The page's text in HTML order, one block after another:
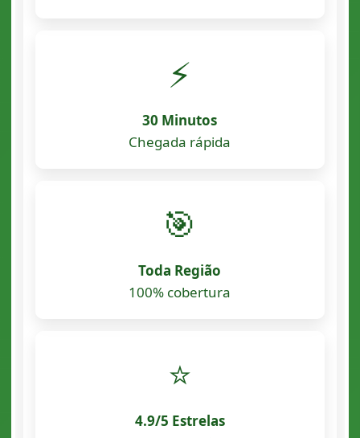
⚡
30 Minutos
Chegada rápida
🎯
Toda Região
100% cobertura
⭐
4.9/5 Estrelas